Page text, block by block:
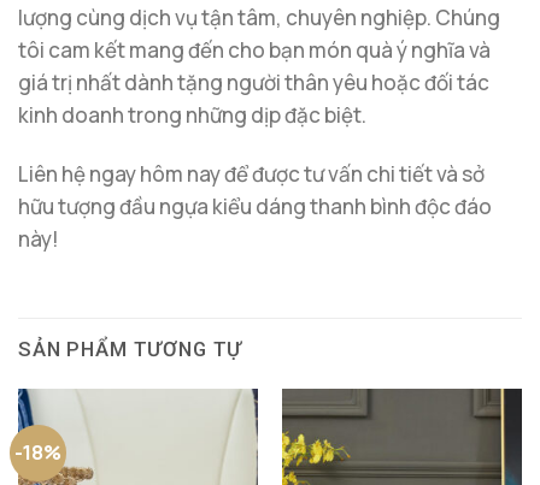
lượng cùng dịch vụ tận tâm, chuyên nghiệp. Chúng
tôi cam kết mang đến cho bạn món quà ý nghĩa và
giá trị nhất dành tặng người thân yêu hoặc đối tác
kinh doanh trong những dịp đặc biệt.
Liên hệ ngay hôm nay để được tư vấn chi tiết và sở
hữu tượng đầu ngựa kiểu dáng thanh bình độc đáo
này!
SẢN PHẨM TƯƠNG TỰ
-18%